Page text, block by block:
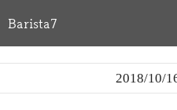
Barista7
2018/10/